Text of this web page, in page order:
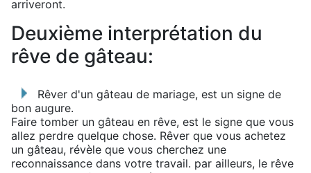
arriveront.
Deuxième interprétation du
rêve de gâteau:
Rêver d'un gâteau de mariage, est un signe de
bon augure.
Faire tomber un gâteau en rêve, est le signe que vous
allez perdre quelque chose. Rêver que vous achetez
un gâteau, révèle que vous cherchez une
reconnaissance dans votre travail. par ailleurs, le rêve